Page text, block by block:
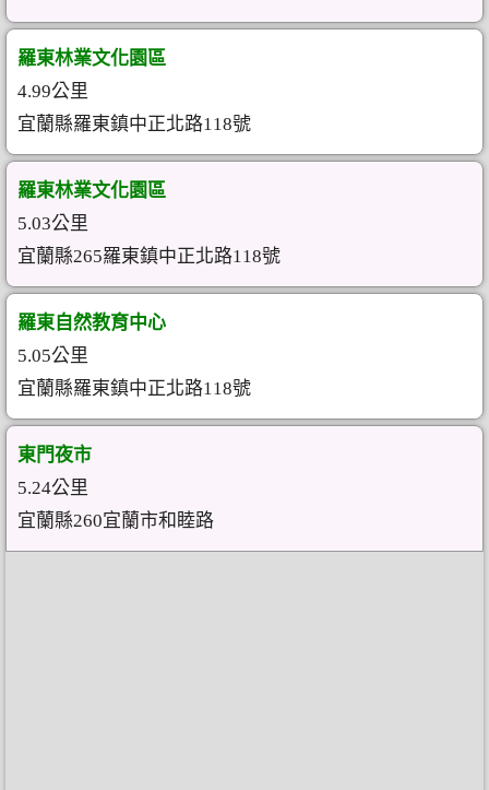
羅東林業文化園區
4.99公里
宜蘭縣羅東鎮中正北路118號
羅東林業文化園區
5.03公里
宜蘭縣265羅東鎮中正北路118號
羅東自然教育中心
5.05公里
宜蘭縣羅東鎮中正北路118號
東門夜市
5.24公里
宜蘭縣260宜蘭市和睦路